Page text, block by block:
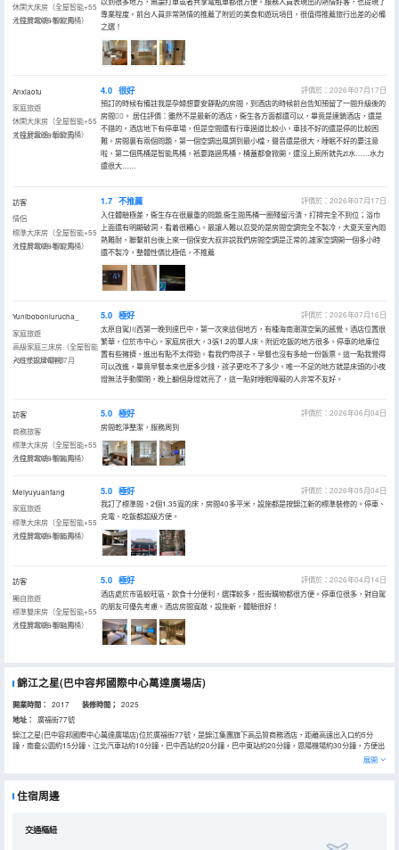
休閑大床房（全屋智能+55
寸投屏電視+智能馬桶）
入住於2026年07月
專業程度。前台人員非常熱情的推薦了附近的美食和遊玩項目，很值得推薦旅行出差的必備
之選！
Anxiaotu
家庭旅遊
休閑大床房（全屋智能+55
寸投屏電視+智能馬桶）
入住於2026年07月
4.0 很好
評價於：2026年07月17日
預訂的時候有備註我是孕婦想要安靜點的房間，到酒店的時候前台告知預留了一間升級後的
房間👍🏻。 居住評價：雖然不是最新的酒店，衞生各方面都還可以，畢竟是連鎖酒店，還是
不錯的。酒店地下有停車場，但是空間還有行車過道比較小，車技不好的還是停的比較困
難。房間裏有兩個問題，第一個空調出風調到最小檔，聲音還是很大，睡眠不好的要注意
啦，第二個馬桶是智能馬桶，衹要路過馬桶，桶蓋都會掀開，還沒上廁所就先zi水……水力
還很大……
訪客
情侶
標準大床房（全屋智能+55
寸投屏電視+智能馬桶）
入住於2026年07月
1.7 不推薦
評價於：2026年07月17日
入住體驗極差，衞生存在很嚴重的問題,衞生間馬桶一圈殘留污漬，打掃完全不到位；浴巾
上面還有明顯破洞，看着很糟心。最讓人難以忍受的是房間空調完全不製冷，大夏天室內悶
熱難耐，聯繫前台後上來一個保安大叔非説我們房間空調是正常的,誰家空調開一個多小時
還不製冷，整體性價比極低，不推薦
Yuniboboniurucha_
家庭旅遊
高級家庭三床房（全屋智能
+55寸投屏電視）
入住於2026年07月
5.0 極好
評價於：2026年07月16日
太原自駕川西第一晚到達巴中，第一次來這個地方，有種海南潮濕空氣的感覺。酒店位置很
繁華，位於市中心。家庭房很大，3張1.2的單人床。附近吃飯的地方很多。停車的地庫位
置有些擁擠，進出有點不太得勁。看我們帶孩子，早餐也沒有多給一份飯票。這一點我覺得
可以改進，畢竟早餐本來也麼多少錢，孩子更吃不了多少。唯一不足的地方就是床頭的小夜
燈無法手動關閉，晚上翻個身燈就亮了，這一點對睡眠障礙的人非常不友好。
訪客
商務旅客
標準大床房（全屋智能+55
寸投屏電視+智能馬桶）
入住於2026年06月
5.0 極好
評價於：2026年06月04日
房間乾淨整潔，服務周到
Meiyuyuanfang
家庭旅遊
標準大床房（全屋智能+55
寸投屏電視+智能馬桶）
入住於2026年05月
5.0 極好
評價於：2026年05月04日
我訂了標準間，2個1.35寬的床，房間40多平米，設施都是按錦江新的標準裝修的。停車、
充電、吃飯都超級方便。
訪客
獨自旅遊
標準雙床房（全屋智能+55
寸投屏電視+智能馬桶）
入住於2026年04月
5.0 極好
評價於：2026年04月14日
酒店處於市區較旺區，飲食十分便利，選擇較多，逛街購物都很方便。停車位很多，對自駕
的朋友可優先考慮。酒店房間寬敞，設施新，體驗很好！
錦江之星(巴中容邦國際中心萬達廣場店)
開業時間： 2017 装修時間； 2025
地址：
廣福街77號
錦江之星(巴中容邦國際中心萬達廣場店)位於廣福街77號，是錦江集團旗下高品質商務酒店，距離高速出入口約5分
鐘，南龕公園約15分鐘、江北汽車站約10分鐘，巴中西站約20分鐘，巴中東站約20分鐘，恩陽機場約30分鐘，方便出
展開
住宿周邊
交通樞紐